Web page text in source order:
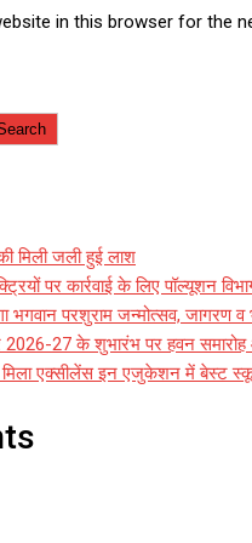
in this browser for the
मिली जली हुई लाश
पर कार्रवाई के लिए पॉल्यूशन
भगवान परशुराम जन्मोत्सव, जागरण
27 के शुभारंभ पर हवन समारोह
मिला एक्सीलेंस इन एजुकेशन में बेस्ट